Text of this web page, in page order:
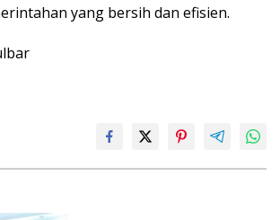
yang bersih dan efisien.